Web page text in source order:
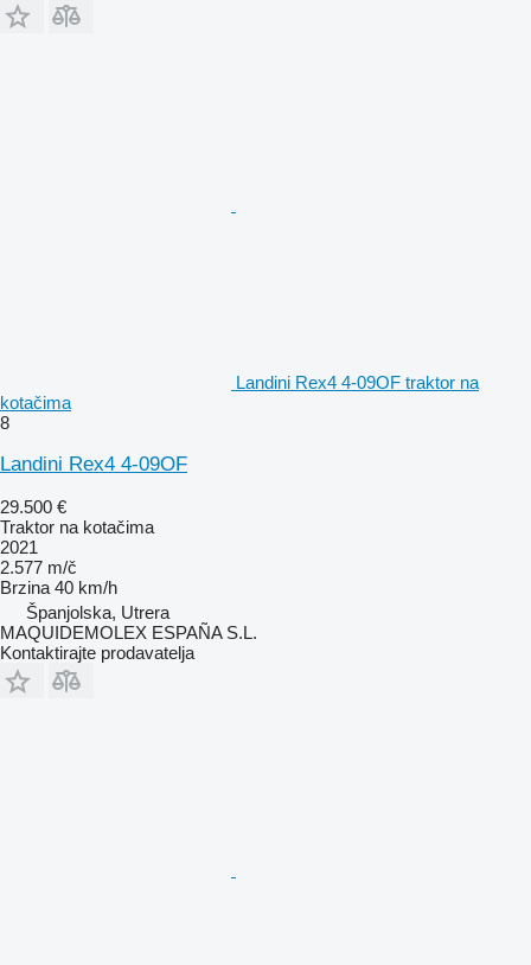
Landini Rex4 4-09OF traktor na
kotačima
8
Landini Rex4 4-09OF
29.500 €
Traktor na kotačima
2021
2.577 m/č
Brzina 40 km/h
Španjolska, Utrera
MAQUIDEMOLEX ESPAÑA S.L.
Kontaktirajte prodavatelja